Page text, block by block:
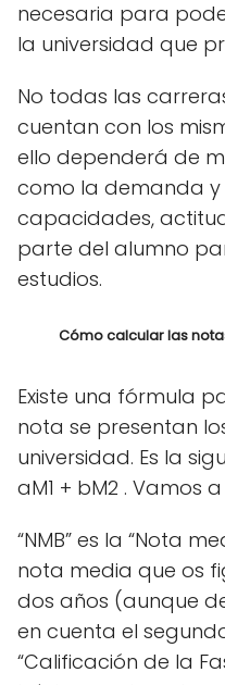
necesaria para
la universidad que
No todas las
cuentan con los
ello dependerá de
como la demanda y
capacidades,
parte del alumno
estudios.
Cómo calcular las
Existe una fórmula
nota se presentan
universidad. Es la
aM1 + bM2 . Vamos
“NMB” es la “Nota
nota media que os
dos años (aunque
en cuenta el
“Calificación de la